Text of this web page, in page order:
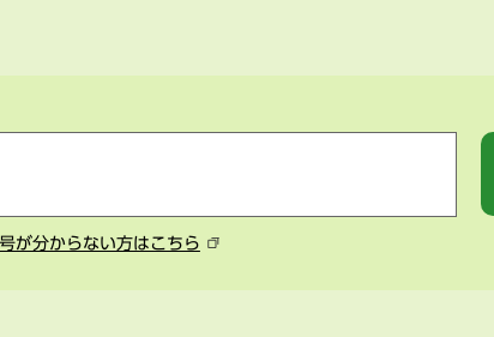
が分からない方はこちら